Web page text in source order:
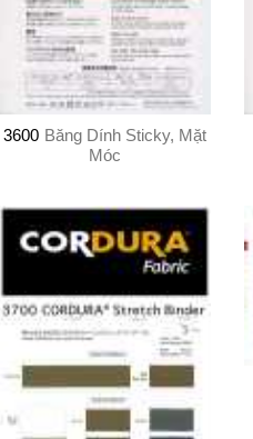
3600 Băng Dính Sticky, Mặt
Móc